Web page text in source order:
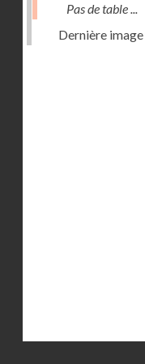
Pas de table ...
Dernière image